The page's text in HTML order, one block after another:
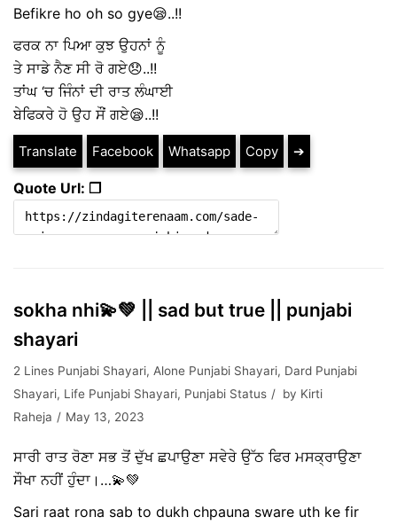
Befikre ho oh so gye😪..!!
ਫਰਕ ਨਾ ਪਿਆ ਕੁਝ ਉਹਨਾਂ ਨੂੰ
ਤੇ ਸਾਡੇ ਨੈਣ ਸੀ ਰੋ ਗਏ😞..!!
ਤਾਂਘ ‘ਚ ਜਿੰਨਾਂ ਦੀ ਰਾਤ ਲੰਘਾਈ
ਬੇਫਿਕਰੇ ਹੋ ਉਹ ਸੌਂ ਗਏ😪..!!
Translate Facebook Whatsapp Copy ➔
Quote Url: ❐
sokha nhi💫💚 || sad but true || punjabi
shayari
2 Lines Punjabi Shayari, Alone Punjabi Shayari, Dard Punjabi
Shayari, Life Punjabi Shayari, Punjabi Status by Kirti
Raheja
May 13, 2023
ਸਾਰੀ ਰਾਤ ਰੋਣਾ ਸਭ ਤੋਂ ਦੁੱਖ ਛਪਾਉਣਾ ਸਵੇਰੇ ਉੱਠ ਫਿਰ ਮਸਕ੍ਰਾਉਣਾ
ਸੌਖਾ ਨਹੀਂ ਹੁੰਦਾ।…💫💚
Sari raat rona sab to dukh chpauna sware uth ke fir